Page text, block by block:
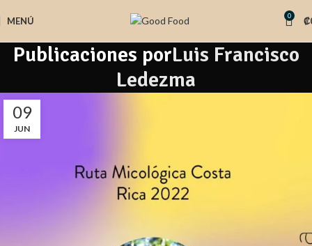
MENÚ 0 ₡
Publicaciones porLuis Francisco
Ledezma
09
JUN